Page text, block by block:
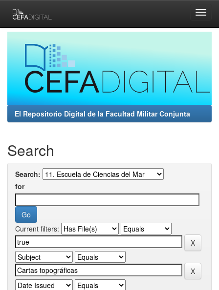
navigation
El Repositorio Digital de la Facultad Militar Conjunta
Search
Search:
for
Current filters: